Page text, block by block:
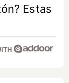
Estas